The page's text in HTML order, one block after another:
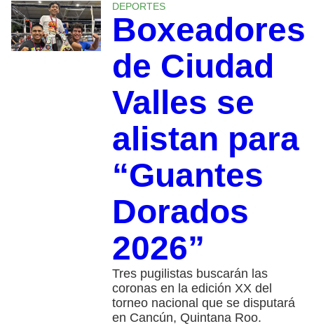
DEPORTES
Boxeadores
de Ciudad
Valles se
alistan para
“Guantes
Dorados
2026”
Tres pugilistas buscarán las
coronas en la edición XX del
torneo nacional que se disputará
en Cancún, Quintana Roo.